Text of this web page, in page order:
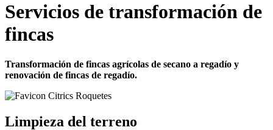
Servicios de transformación de
fincas
Transformación de fincas agrícolas de secano a regadío y
renovación de fincas de regadío.
Limpieza del terreno